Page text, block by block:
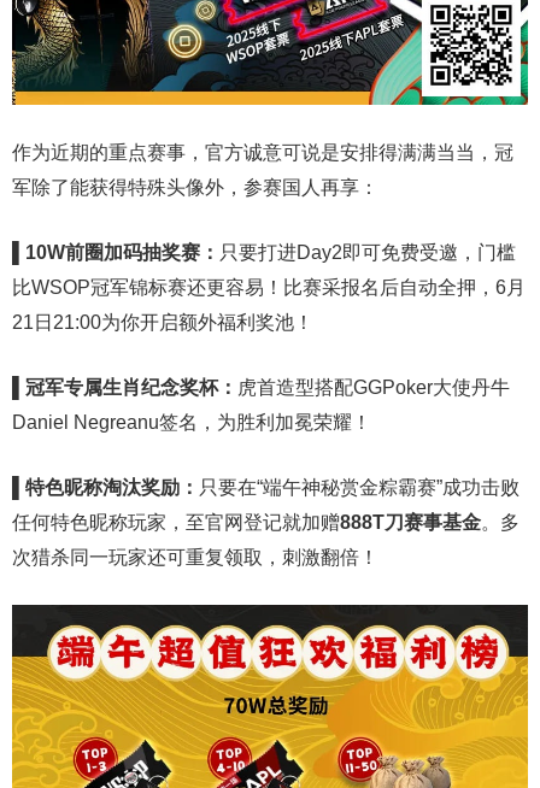
作为近期的重点赛事，官方诚意可说是安排得满满当当，冠
军除了能获得特殊头像外，参赛国人再享：
▌10W前圈加码抽奖赛： 只要打进Day2即可免费受邀，门槛
比WSOP冠军锦标赛还更容易！比赛采报名后自动全押，6月
21日21:00为你开启额外福利奖池！
冠军专属生肖纪念奖杯： 虎首造型搭配GGPoker大使丹牛
Daniel Negreanu签名，为胜利加冕荣耀！
特色昵称淘汰奖励： 只要在“端午神秘赏金粽霸赛”成功击败
任何特色昵称玩家，至官网登记就加赠888T刀赛事基金。多
次猎杀同一玩家还可重复领取，刺激翻倍！